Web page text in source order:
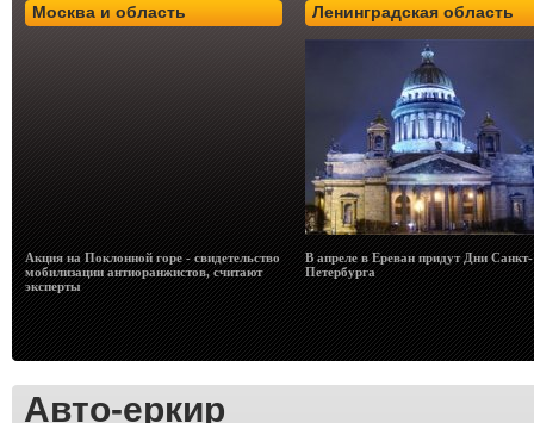
Москва и область
Акция на Поклонной горе - свидетельство
мобилизации антиоранжистов, считают
эксперты
Ленинградская область
В апреле в Ереван придут Дни Санкт-
Петербурга
Авто-еркир